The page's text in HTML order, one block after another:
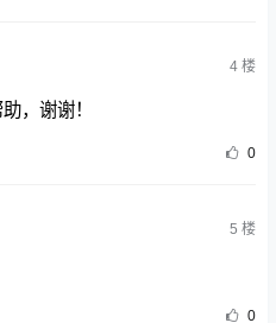
4楼
，谢谢！
0
5 楼
0